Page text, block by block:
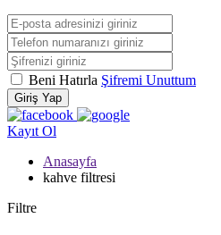
Beni Hatırla Şifremi Unuttum
Giriş Yap
Kayıt Ol
Anasayfa
kahve filtresi
Filtre